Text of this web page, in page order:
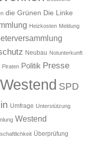
die Grünen Die Linke
Heizkosten Meldung
Neubau Notunterkunft
Piraten Politik Presse
SPD
Umfrage Unterstützung
Westend
Überprüfung